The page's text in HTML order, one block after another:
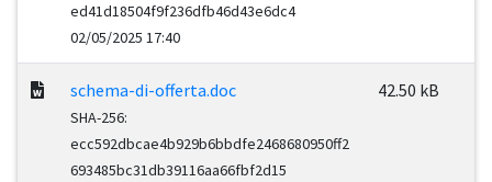
ed41d18504f9f236dfb46d43e6dc4
02/05/2025 17:40
schema-di-offerta.doc
SHA-256:
ecc592dbcae4b929b6bbdfe2468680950ff2
693485bc31db39116aa66fbf2d15
42.50 kB